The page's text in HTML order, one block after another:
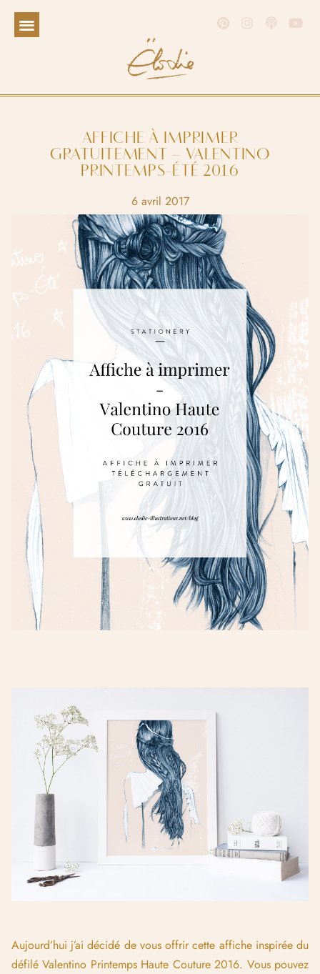
AFFICHE À IMPRIMER
GRATUITEMENT – VALENTINO
PRINTEMPS-ÉTÉ 2016
6 avril 2017
Aujourd’hui j’ai décidé de vous offrir cette affiche inspirée du
défilé Valentino Printemps Haute Couture 2016. Vous pouvez